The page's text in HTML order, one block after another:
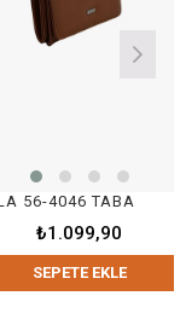
56-4046 TABA
₺1.099,90
SEPETE EKLE